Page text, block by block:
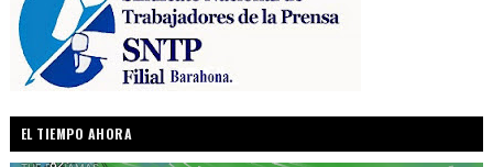
EL TIEMPO AHORA